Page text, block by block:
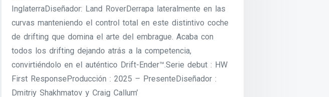
InglaterraDiseñador: Land RoverDerrapa lateralmente en las
curvas manteniendo el control total en este distintivo coche
de drifting que domina el arte del embrague. Acaba con
todos los drifting dejando atrás a la competencia,
convirtiéndolo en el auténtico Drift-Ender™.Serie debut : HW
First ResponseProducción : 2025 – PresenteDiseñador :
Dmitriy Shakhmatov y Craig Callum’